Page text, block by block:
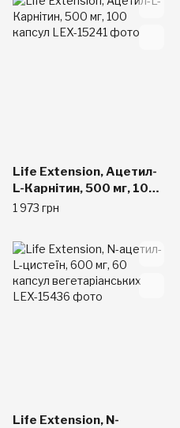
Life Extension, Ацетил-
L-Карнітин, 500 мг, 100
капсул
1 973 грн
Life Extension, N-